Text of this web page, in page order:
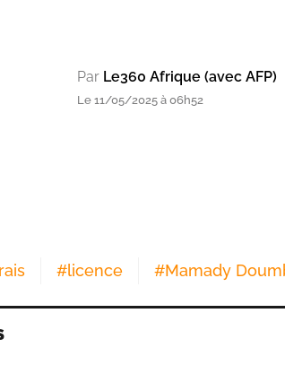
Par Le360 Afrique (avec AFP)
Le 11/05/2025 à 06h52
#licence #Mamady